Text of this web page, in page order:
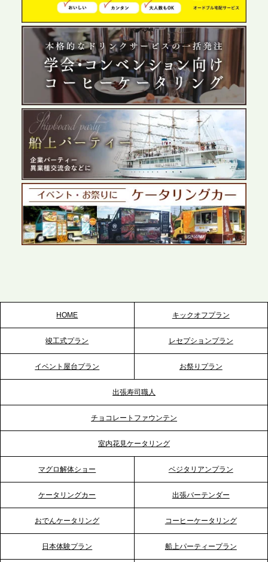
う「お祭りケータリング」の提供を開始
2026.5.29
プレスリリースのご案内｜ケータリングのセカンド
テーブル、群馬前橋支社を設立。再開発やオフィス
展開が進む前橋エリアの企業ニーズに応え、高品質
なサービスで各種イベント・懇親会をサポート
2026.5.27
プレスリリースのご案内｜ケータリングのセカンド
テーブル、千葉本社を新設。幕張・舞浜の大型イベ
ントから主要都市の社内懇親会まで、現地拠点を活
かしたスムーズな対応を展開
2026.5.22
2026.5.20
プレスリリースのご案内｜ケータリングのセカンド
2026.5.12
プレスリリースのご案内｜ケータリングのセカンド
2026.4.21
プレスリリースのご案内｜「温かな食」が会話のス
イッチに。新入社員研修で《食体験としてのケータ
HOME キックオフプラン
竣工式プラン レセプションプラン
イベント屋台プラン お祭りプラン
出張寿司職人
チョコレートファウンテン
室内花見ケータリング
マグロ解体ショー ベジタリアンプラン
ケータリングカー 出張バーテンダー
おでんケータリング コーヒーケータリング
日本体験プラン 船上パーティープラン